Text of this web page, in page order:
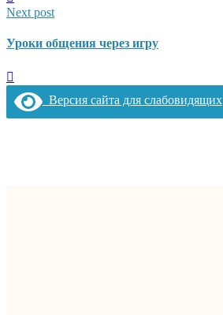
Next post
Уроки общения через игру
Версия сайта для слабовидящих